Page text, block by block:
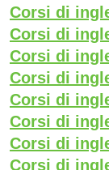
Corsi di
Corsi di
Corsi di
Corsi di
Corsi di
Corsi di
Corsi di
Corsi di